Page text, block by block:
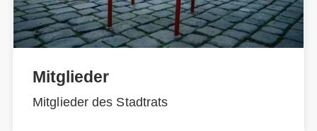
Mitglieder
Mitglieder des Stadtrats